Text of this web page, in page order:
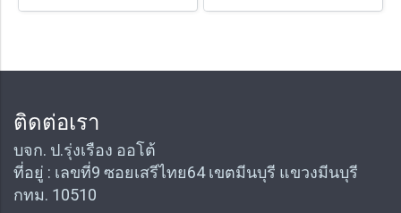
ติดต่อเรา
บจก. ป.รุ่งเรือง ออโต้
ที่อยู่ : เลขที่9 ซอยเสรีไทย64 เขตมีนบุรี แขวงมีนบุรี
กทม. 10510